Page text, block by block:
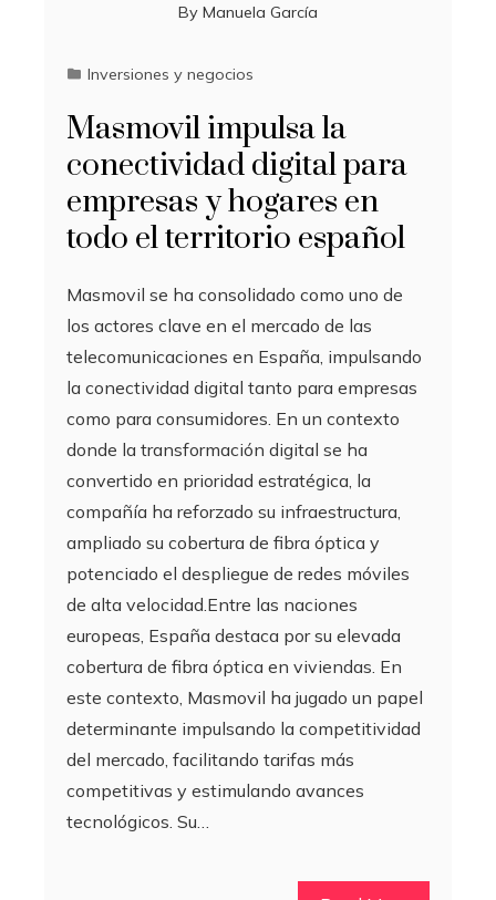
By Manuela García
Inversiones y negocios
Masmovil impulsa la
conectividad digital para
empresas y hogares en
todo el territorio español
Masmovil se ha consolidado como uno de
los actores clave en el mercado de las
telecomunicaciones en España, impulsando
la conectividad digital tanto para empresas
como para consumidores. En un contexto
donde la transformación digital se ha
convertido en prioridad estratégica, la
compañía ha reforzado su infraestructura,
ampliado su cobertura de fibra óptica y
potenciado el despliegue de redes móviles
de alta velocidad.Entre las naciones
europeas, España destaca por su elevada
cobertura de fibra óptica en viviendas. En
este contexto, Masmovil ha jugado un papel
determinante impulsando la competitividad
del mercado, facilitando tarifas más
competitivas y estimulando avances
tecnológicos. Su…